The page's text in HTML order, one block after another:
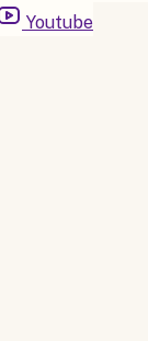
Youtube